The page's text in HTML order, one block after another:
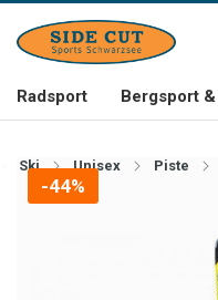
Radsport Bergsport
Ski Unisex Piste
-44%